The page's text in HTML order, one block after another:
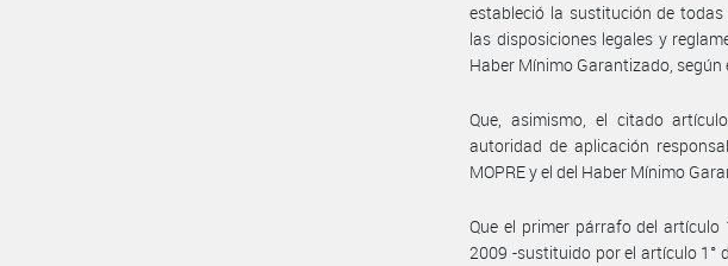
estableció la sustitución de todas
las disposiciones legales y
Haber Mínimo Garantizado, según
Que, asimismo, el citado
autoridad de aplicación
MOPRE y el del Haber Mínimo
Que el primer párrafo del artículo
2009 -sustituido por el artículo 1°